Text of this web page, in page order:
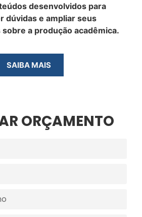
desenvolvidos para
dúvidas e ampliar seus
a produção acadêmica.
SAIBA MAIS
ORÇAMENTO